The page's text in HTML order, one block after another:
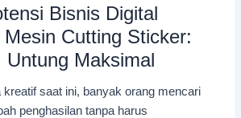
Bisnis Digital
Cutting Sticker:
Untung Maksimal
kreatif saat ini, banyak orang mencari
penghasilan tanpa harus